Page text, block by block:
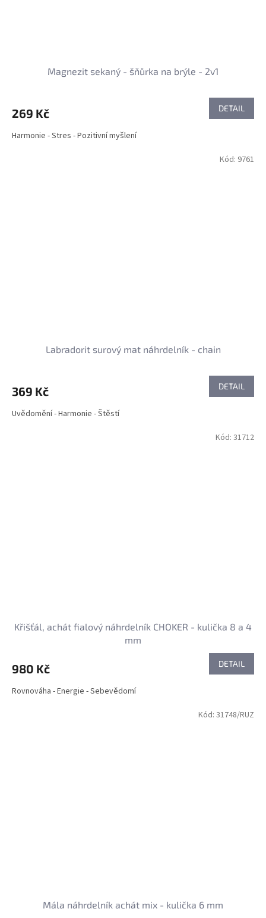
Magnezit sekaný - šňůrka na brýle - 2v1
269 Kč DETAIL
Harmonie - Stres - Pozitivní myšlení
Labradorit surový mat náhrdelník - chain
369 Kč DETAIL
Uvědomění - Harmonie - Štěstí
Kód: 9761
Křišťál, achát fialový náhrdelník CHOKER - kulička 8 a 4
mm
980 Kč DETAIL
Rovnováha - Energie - Sebevědomí
Kód: 31712
Mála náhrdelník achát mix - kulička 6 mm
Kód: 31748/RUZ